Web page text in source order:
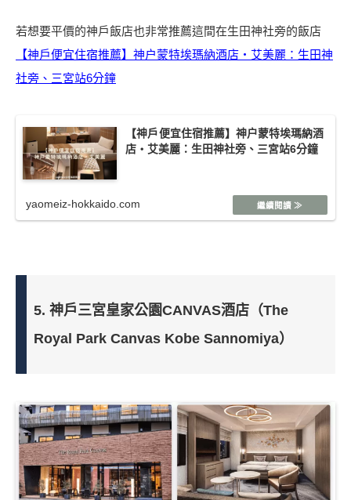
若想要平價的神戶飯店也非常推薦這間在生田神社旁的飯店
【神戶便宜住宿推薦】神户蒙特埃瑪納酒店・艾美麗：生田神
社旁、三宮站6分鐘
【神戶便宜住宿推薦】神户蒙特埃瑪納酒
店・艾美麗：生田神社旁、三宮站6分鐘
yaomeiz-hokkaido.com
5. 神戶三宮皇家公園CANVAS酒店（The
Royal Park Canvas Kobe Sannomiya）